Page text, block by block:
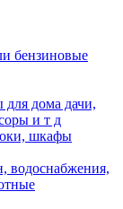
бензиновые
для дома дачи,
и т д
шкафы
водоснабжения,